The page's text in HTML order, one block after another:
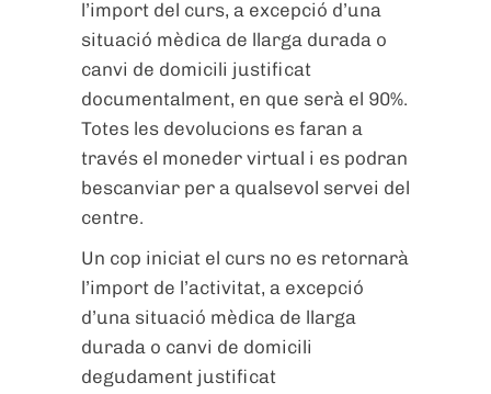
l’import del curs, a excepció d’una
situació mèdica de llarga durada o
canvi de domicili justificat
documentalment, en que serà el 90%.
Totes les devolucions es faran a
través el moneder virtual i es podran
bescanviar per a qualsevol servei del
centre.
Un cop iniciat el curs no es retornarà
l’import de l’activitat, a excepció
d’una situació mèdica de llarga
durada o canvi de domicili
degudament justificat